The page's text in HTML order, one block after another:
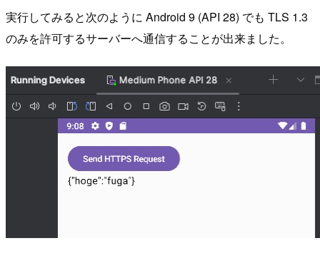
実行してみると次のように Android 9 (API 28) でも TLS 1.3
のみを許可するサーバーへ通信することが出来ました。